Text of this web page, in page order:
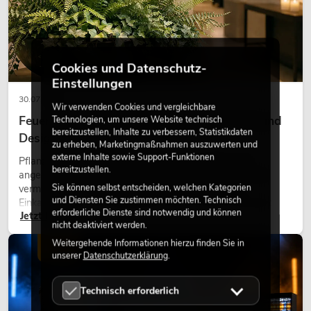
30.07.2026
Feuerhemmende Kunstpflanzen: Sicherheit und
Design perfekt kombiniert
Pflanzen machen Räume lebendig. Sie schaffen eine
angenehme Atmosphäre, verbessern das Ambiente und
vermitteln Natürlichkeit. Ob in Hotels, Restaurants,
Einkaufszentren, Bürogebäuden oder auf Messeständen:
eine hochwertige Begrünung gehört heute längst zum
modernen Raumkonzept.
Jetzt lesen
LICHT
Cookies und Datenschutz-
Einstellungen
Wir verwenden Cookies und vergleichbare
Technologien, um unsere Website technisch
bereitzustellen, Inhalte zu verbessern, Statistikdaten
zu erheben, Marketingmaßnahmen auszuwerten und
externe Inhalte sowie Support-Funktionen
bereitzustellen.
Sie können selbst entscheiden, welchen Kategorien
und Diensten Sie zustimmen möchten. Technisch
erforderliche Dienste sind notwendig und können
nicht deaktiviert werden.
Weitergehende Informationen hierzu finden Sie in
unsererDatenschutzerklärung.
Technisch erforderlich